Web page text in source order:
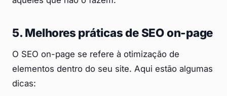
5. Melhores práticas de SEO on-page
O SEO on-page se refere à otimização de
elementos dentro do seu site. Aqui estão algumas
dicas: